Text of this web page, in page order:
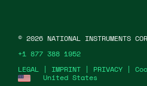
United States
LEGAL | IMPRINT | PRIVACY |
© 2026 NATIONAL INSTRUMENTS
+1 877 388 1952